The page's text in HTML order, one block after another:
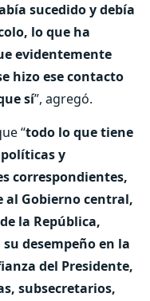
sucedido y debía
lo que ha
evidentemente
hizo ese contacto
sí”, agregó.
“todo lo que tiene
y
correspondientes,
al Gobierno central,
la República,
desempeño en la
del Presidente,
subsecretarios,